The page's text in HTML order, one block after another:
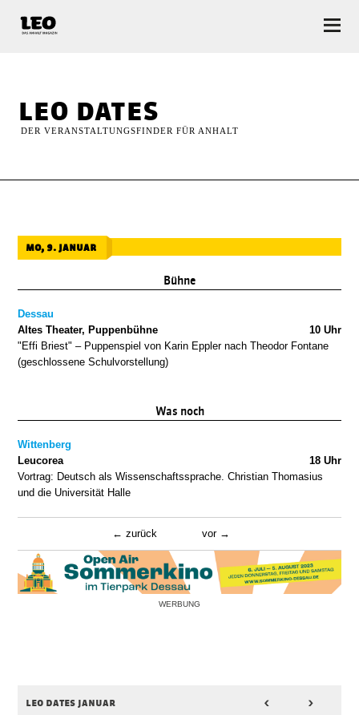
leo dates
DER VERANSTALTUNGSFINDER FÜR ANHALT
mo, 9. januar
Bühne
Dessau
10 Uhr
Altes Theater, Puppenbühne
"Effi Briest" – Puppenspiel von Karin Eppler nach Theodor Fontane
(geschlossene Schulvorstellung)
Was noch
Wittenberg
18 Uhr
Leucorea
Vortrag: Deutsch als Wissenschaftssprache. Christian Thomasius
und die Universität Halle
zurück vor
WERBUNG
leo dates januar < >